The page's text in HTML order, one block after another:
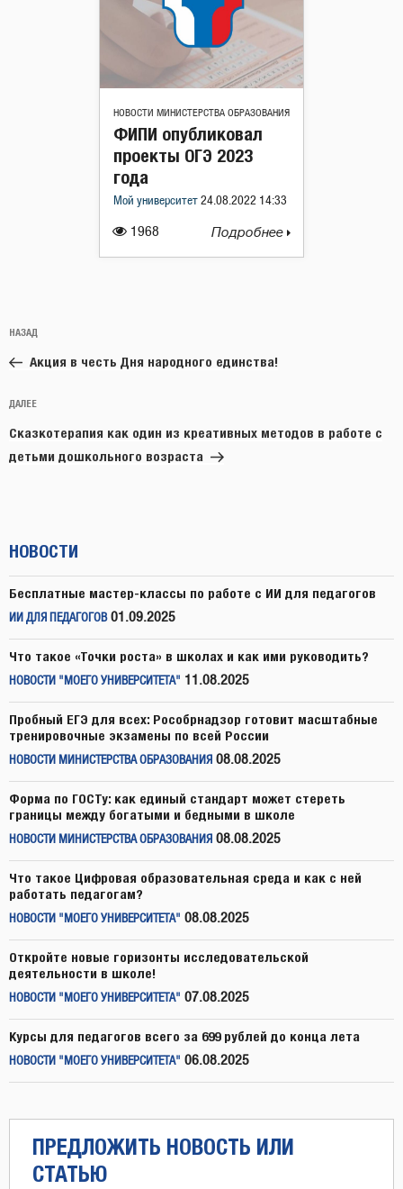
НОВОСТИ МИНИСТЕРСТВА ОБРАЗОВАНИЯ
1968
ФИПИ опубликовал
проекты ОГЭ 2023
года
Мой университет 24.08.2022 14:33
Подробнее
по
записям
Предыдущая
запись:
НАЗАД
Акция в честь Дня народного единства!
Следующая
запись
ДАЛЕЕ
Сказкотерапия как один из креативных методов в работе с
детьми дошкольного возраста
НОВОСТИ
Бесплатные мастер-классы по работе с ИИ для педагогов
ИИ ДЛЯ ПЕДАГОГОВ 01.09.2025
Что такое «Точки роста» в школах и как ими руководить?
НОВОСТИ "МОЕГО УНИВЕРСИТЕТА" 11.08.2025
Пробный ЕГЭ для всех: Рособрнадзор готовит масштабные
тренировочные экзамены по всей России
НОВОСТИ МИНИСТЕРСТВА ОБРАЗОВАНИЯ 08.08.2025
Форма по ГОСТу: как единый стандарт может стереть
границы между богатыми и бедными в школе
НОВОСТИ МИНИСТЕРСТВА ОБРАЗОВАНИЯ 08.08.2025
Что такое Цифровая образовательная среда и как с ней
работать педагогам?
НОВОСТИ "МОЕГО УНИВЕРСИТЕТА" 08.08.2025
Откройте новые горизонты исследовательской
деятельности в школе!
НОВОСТИ "МОЕГО УНИВЕРСИТЕТА" 07.08.2025
Курсы для педагогов всего за 699 рублей до конца лета
НОВОСТИ "МОЕГО УНИВЕРСИТЕТА" 06.08.2025
ПРЕДЛОЖИТЬ НОВОСТЬ ИЛИ
СТАТЬЮ